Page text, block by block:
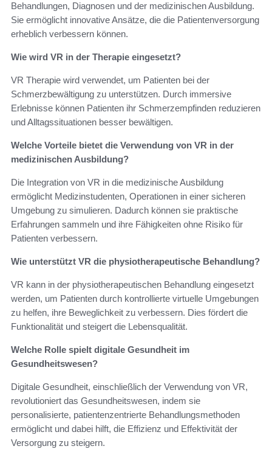
Behandlungen, Diagnosen und der medizinischen Ausbildung.
Sie ermöglicht innovative Ansätze, die die Patientenversorgung
erheblich verbessern können.
Wie wird VR in der Therapie eingesetzt?
VR Therapie wird verwendet, um Patienten bei der
Schmerzbewältigung zu unterstützen. Durch immersive
Erlebnisse können Patienten ihr Schmerzempfinden reduzieren
und Alltagssituationen besser bewältigen.
Welche Vorteile bietet die Verwendung von VR in der
medizinischen Ausbildung?
Die Integration von VR in die medizinische Ausbildung
ermöglicht Medizinstudenten, Operationen in einer sicheren
Umgebung zu simulieren. Dadurch können sie praktische
Erfahrungen sammeln und ihre Fähigkeiten ohne Risiko für
Patienten verbessern.
Wie unterstützt VR die physiotherapeutische Behandlung?
VR kann in der physiotherapeutischen Behandlung eingesetzt
werden, um Patienten durch kontrollierte virtuelle Umgebungen
zu helfen, ihre Beweglichkeit zu verbessern. Dies fördert die
Funktionalität und steigert die Lebensqualität.
Welche Rolle spielt digitale Gesundheit im
Gesundheitswesen?
Digitale Gesundheit, einschließlich der Verwendung von VR,
revolutioniert das Gesundheitswesen, indem sie
personalisierte, patientenzentrierte Behandlungsmethoden
ermöglicht und dabei hilft, die Effizienz und Effektivität der
Versorgung zu steigern.